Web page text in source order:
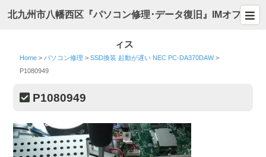
北九州市八幡西区『パソコン修理･データ復旧』IMオフ
ィス
Home > パソコン修理 >SSD換装 起動が遅い NEC PC-DA370DAW>
P1080949
P1080949